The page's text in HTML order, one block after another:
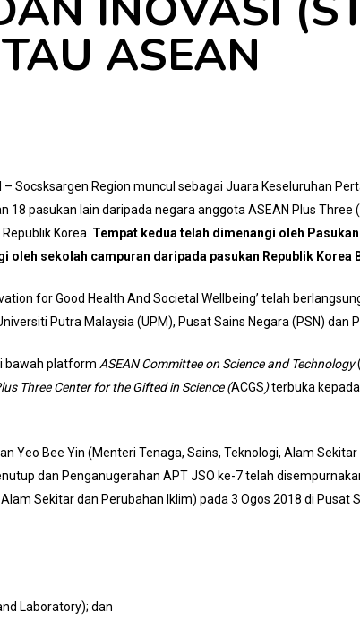
ASEAN
Socsksargen Region muncul sebagai Juara Keseluruhan
pasukan lain daripada negara anggota ASEAN Plus Three
Korea. Tempat kedua telah dimenangi oleh
oleh sekolah campuran daripada pasukan Republik Korea
for Good Health And Societal Wellbeing’ telah
Putra Malaysia (UPM), Pusat Sains Negara (PSN) dan
bawah platform ASEAN Committee on Science and Technology
Three Center for the Gifted in Science(ACGS)terbuka
Yeo Bee Yin (Menteri Tenaga, Sains, Teknologi, Alam
dan Penganugerahan APT JSO ke-7 telah
Sekitar dan Perubahan Iklim) pada 3 Ogos 2018 di Pusat
Laboratory); dan